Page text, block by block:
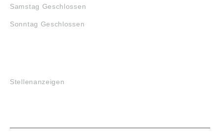
Samstag Geschlossen
Sonntag Geschlossen
Stellenanzeigen